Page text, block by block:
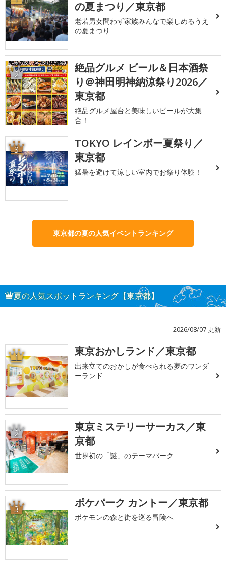
の夏まつり／東京都
老若男女問わず家族みんなで楽しめるうえ
の夏まつり
2
絶品グルメ ビール＆日本酒祭
り＠神田明神納涼祭り2026／
東京都
絶品グルメ屋台と美味しいビールが大集
合！
3
TOKYO レインボー夏祭り／
東京都
猛暑を避けて涼しい室内でお祭り体験！
東京都の夏の人気イベントランキング
夏の人気スポットランキング【東京都】
2026/08/07 更新
1 東京おかしランド／東京都
出来立てのおかしが食べられる夢のワンダ
ーランド
2
東京ミステリーサーカス／東
京都
世界初の「謎」のテーマパーク
3 ポケパーク カントー／東京都
ポケモンの森と街を巡る冒険へ